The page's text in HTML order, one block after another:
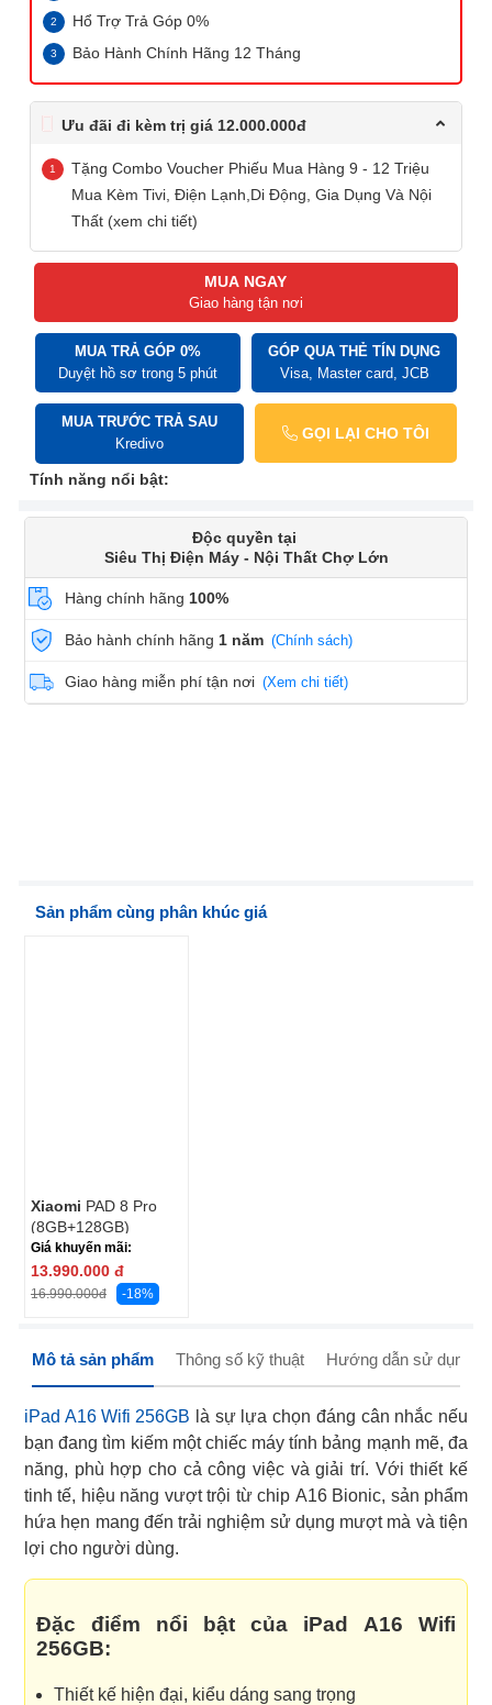
Hổ Trợ Trả Góp 0%
Bảo Hành Chính Hãng 12 Tháng
Ưu đãi đi kèm trị giá 12.000.000đ
Tặng Combo Voucher Phiếu Mua Hàng 9 - 12 Triệu
Mua Kèm Tivi, Điện Lạnh,Di Động, Gia Dụng Và Nội
Thất (xem chi tiết)
MUA NGAY
Giao hàng tận nơi
MUA TRẢ GÓP 0%
Duyệt hồ sơ trong 5 phút
GÓP QUA THẺ TÍN DỤNG
Visa, Master card, JCB
MUA TRƯỚC TRẢ SAU
Kredivo
GỌI LẠI CHO TÔI
Tính năng nổi bật:
Độc quyền tại
Siêu Thị Điện Máy - Nội Thất Chợ Lớn
Hàng chính hãng 100%
Bảo hành chính hãng 1 năm (Chính sách)
Giao hàng miễn phí tận nơi (Xem chi tiết)
Sản phẩm cùng phân khúc giá
Xiaomi PAD 8 Pro
(8GB+128GB)
Giá khuyến mãi:
13.990.000 đ
16.990.000đ -18%
Mô tả sản phẩm Thông số kỹ thuật Hướng dẫn sử dụng
iPad A16 Wifi 256GB là sự lựa chọn đáng cân nhắc nếu
bạn đang tìm kiếm một chiếc máy tính bảng mạnh mẽ, đa
năng, phù hợp cho cả công việc và giải trí. Với thiết kế
tinh tế, hiệu năng vượt trội từ chip A16 Bionic, sản phẩm
hứa hẹn mang đến trải nghiệm sử dụng mượt mà và tiện
lợi cho người dùng.
Đặc điểm nổi bật của iPad A16 Wifi
256GB:
Thiết kế hiện đại, kiểu dáng sang trọng